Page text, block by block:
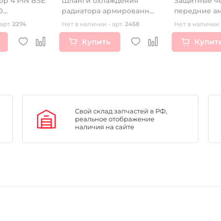
2274
радиатора армированные
125/140cc 10х10
Нет в наличии - арт. 2458
Купить
передние
(перья
Нет в наличии
Свой склад запчастей в РФ,
реальное отображение
наличия на сайте